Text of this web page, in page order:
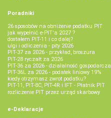
Poradniki
26 sposobów na obniżenie podatku PIT
jak wypełnić e-PIT'a 2027 ?
dostałem PIT-11 i co dalej?
ulgi i odliczenia - pity 2026
PIT-37 za 2026 - przykład, broszura
PIT-28 ryczałt za 2026
PIT-36 za 2026 - działalność gospodarcza
PIT-36L za 2026 - podatek liniowy 19%
kiedy otrzymasz zwrot podatku?
PIT-11, PIT-8C, PIT-4R i IFT - Płatnik PIT
rozliczenie PIT przez urząd skarbowy
e-Deklaracje